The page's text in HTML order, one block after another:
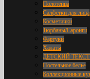
Полотенца
Салфетки для лица
Косметички
Тюрбаны/Саронги
Фартуки
Халаты
ДЕТСКИЙ
Постельное белье
Коллекционные